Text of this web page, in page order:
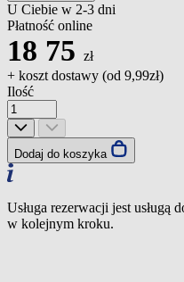
U Ciebie w 2-3 dni
Płatność online
18 75 zł
+ koszt dostawy (od 9,99zł)
Ilość
Dodaj do koszyka
Usługa rezerwacji jest
w kolejnym kroku.